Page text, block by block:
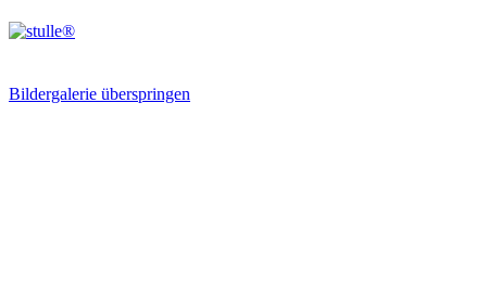
Bildergalerie überspringen